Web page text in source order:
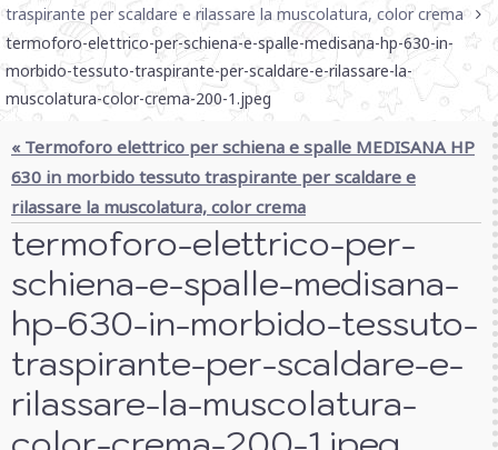
traspirante per scaldare e rilassare la muscolatura, color crema
termoforo-elettrico-per-schiena-e-spalle-medisana-hp-630-in-
morbido-tessuto-traspirante-per-scaldare-e-rilassare-la-
muscolatura-color-crema-200-1.jpeg
« Termoforo elettrico per schiena e spalle MEDISANA HP
630 in morbido tessuto traspirante per scaldare e
rilassare la muscolatura, color crema
termoforo-elettrico-per-
schiena-e-spalle-medisana-
hp-630-in-morbido-tessuto-
traspirante-per-scaldare-e-
rilassare-la-muscolatura-